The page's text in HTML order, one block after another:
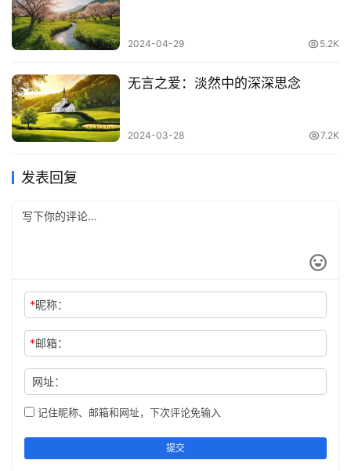
和谁相处舒服，就和谁在一起，不要勉为其难，也不要过的
压抑
笑一笑，十年少，愁一愁，白了头，内心宽敞，天地自亮
2024-04-29 5.2K
无言之爱：淡然中的深深思念
2024-03-28 7.2K
发表回复
*昵称：
*邮箱：
网址：
记住昵称、邮箱和网址，下次评论免输入
提交